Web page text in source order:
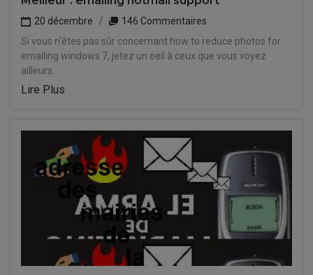
20 décembre
146 Commentaires
Si vous n'êtes pas sûr concernant how to reduce photos for
emailing windows 7, jetez un oeil à ceux que vous voyez
ailleurs.
Lire Plus